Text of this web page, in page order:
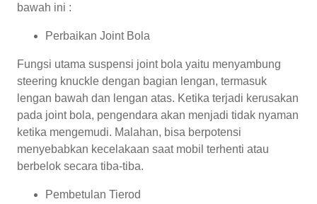
bawah ini :
Perbaikan Joint Bola
Fungsi utama suspensi joint bola yaitu menyambung
steering knuckle dengan bagian lengan, termasuk
lengan bawah dan lengan atas. Ketika terjadi kerusakan
pada joint bola, pengendara akan menjadi tidak nyaman
ketika mengemudi. Malahan, bisa berpotensi
menyebabkan kecelakaan saat mobil terhenti atau
berbelok secara tiba-tiba.
Pembetulan Tierod